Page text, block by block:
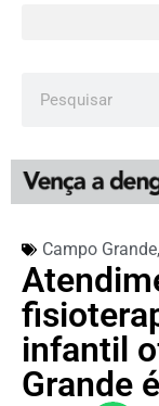
Campo Grande,
infantil
Grande